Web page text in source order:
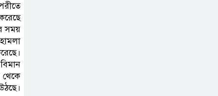
সময়
থেকে